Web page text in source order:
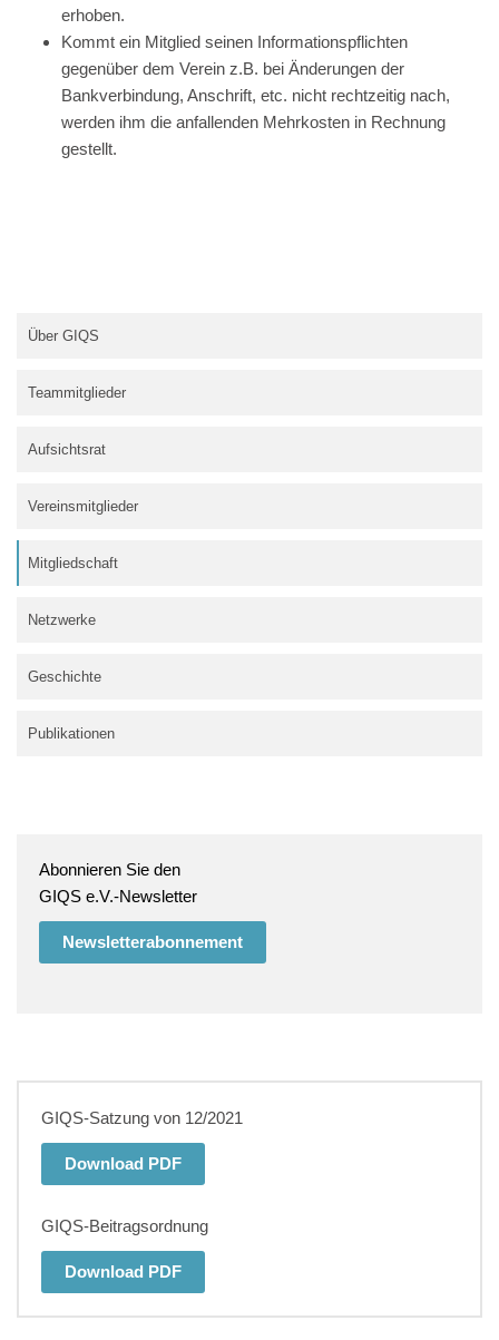
erhoben.
Kommt ein Mitglied seinen Informationspflichten
gegenüber dem Verein z.B. bei Änderungen der
Bankverbindung, Anschrift, etc. nicht rechtzeitig nach,
werden ihm die anfallenden Mehrkosten in Rechnung
gestellt.
Über GIQS
Teammitglieder
Aufsichtsrat
Vereinsmitglieder
Mitgliedschaft
Netzwerke
Geschichte
Publikationen
Abonnieren Sie den
GIQS e.V.-Newsletter
Newsletterabonnement
GIQS-Satzung von 12/2021
Download PDF
GIQS-Beitragsordnung
Download PDF